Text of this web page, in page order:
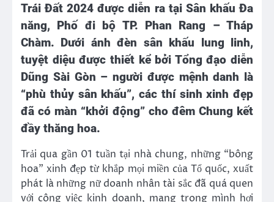
Trái Đất 2024 được diễn ra tại Sân khấu Đa
năng, Phố đi bộ TP. Phan Rang – Tháp
Chàm. Dưới ánh đèn sân khấu lung linh,
tuyệt diệu được thiết kể bởi Tổng đạo diễn
Dũng Sài Gòn – người được mệnh danh là
“phù thủy sân khấu”, các thí sinh xinh đẹp
đã có màn “khởi động” cho đêm Chung kết
đầy thăng hoa.
Trải qua gần 01 tuần tại nhà chung, những “bông
hoa” xinh đẹp từ khắp mọi miền của Tổ quốc, xuất
phát là những nữ doanh nhân tài sắc đã quá quen
với công việc kinh doanh, mang trong mình hơi